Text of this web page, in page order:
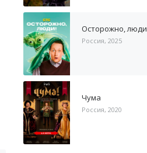
Осторожно, люди
Россия, 2025
Чума
Россия, 2020